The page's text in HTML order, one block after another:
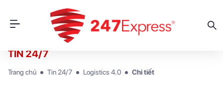
TIN 24/7
Trang chủ Tin 24/7 Logistics 4.0 Chi tiết